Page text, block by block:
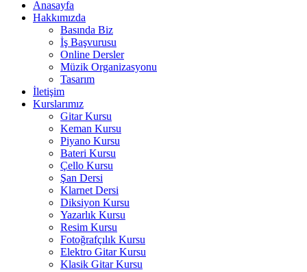
Anasayfa
Hakkımızda
Basında Biz
İş Başvurusu
Online Dersler
Müzik Organizasyonu
Tasarım
İletişim
Kurslarımız
Gitar Kursu
Keman Kursu
Piyano Kursu
Bateri Kursu
Çello Kursu
Şan Dersi
Klarnet Dersi
Diksiyon Kursu
Yazarlık Kursu
Resim Kursu
Fotoğrafçılık Kursu
Elektro Gitar Kursu
Klasik Gitar Kursu